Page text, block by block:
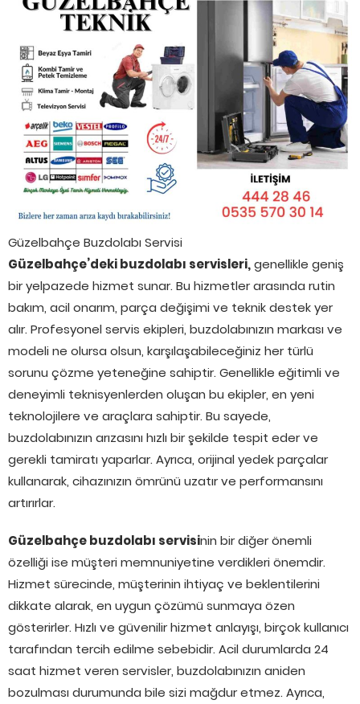
Güzelbahçe Buzdolabı Servisi
Güzelbahçe’deki buzdolabı servisleri,genellikle geniş
bir yelpazede hizmet sunar. Bu hizmetler arasında rutin
bakım, acil onarım, parça değişimi ve teknik destek yer
alır. Profesyonel servis ekipleri, buzdolabınızın markası ve
modeli ne olursa olsun, karşılaşabileceğiniz her türlü
sorunu çözme yeteneğine sahiptir. Genellikle eğitimli ve
deneyimli teknisyenlerden oluşan bu ekipler, en yeni
teknolojilere ve araçlara sahiptir. Bu sayede,
buzdolabınızın arızasını hızlı bir şekilde tespit eder ve
gerekli tamiratı yaparlar. Ayrıca, orijinal yedek parçalar
kullanarak, cihazınızın ömrünü uzatır ve performansını
artırırlar.
Güzelbahçe buzdolabı servisinin bir diğer önemli
özelliği ise müşteri memnuniyetine verdikleri önemdir.
Hizmet sürecinde, müşterinin ihtiyaç ve beklentilerini
dikkate alarak, en uygun çözümü sunmaya özen
gösterirler. Hızlı ve güvenilir hizmet anlayışı, birçok kullanıcı
tarafından tercih edilme sebebidir. Acil durumlarda 24
saat hizmet veren servisler, buzdolabınızın aniden
bozulması durumunda bile sizi mağdur etmez. Ayrıca,